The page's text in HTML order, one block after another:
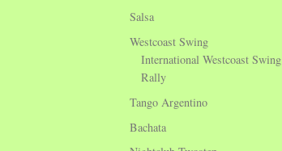
Salsa
Westcoast Swing
International Westcoast Swing
Rally
Tango Argentino
Bachata